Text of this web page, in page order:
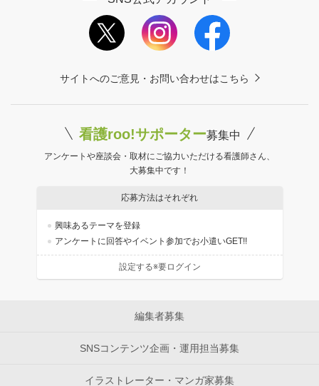
サイトへのご意見・お問い合わせはこちら
看護roo!サポーター募集中
アンケートや座談会・取材にご協力いただける看護師さん、
大募集中です！
応募方法はそれぞれ
興味あるテーマを登録
アンケートに回答やイベント参加でお小遣いGET!!
設定する※要ログイン
編集者募集
SNSコンテンツ企画・運用担当募集
イラストレーター・マンガ家募集